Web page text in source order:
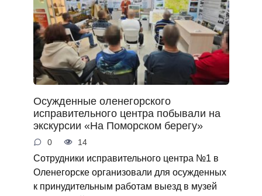
Осужденные оленегорского
исправительного центра побывали на
экскурсии «На Поморском берегу»
0 14
Сотрудники исправительного центра №1 в
Оленегорске организовали для осужденных
к принудительным работам выезд в музей